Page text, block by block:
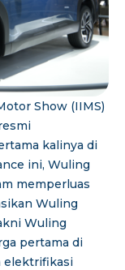
Show (IIMS)
kalinya di
ini, Wuling
memperluas
Wuling
Wuling
pertama di
elektrifikasi